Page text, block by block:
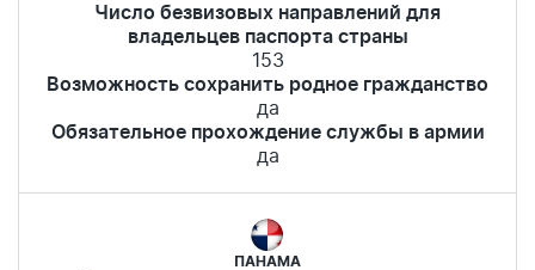
Число безвизовых направлений для
владельцев паспорта страны
153
Возможность сохранить родное гражданство
да
Обязательное прохождение службы в армии
да
ПАНАМА